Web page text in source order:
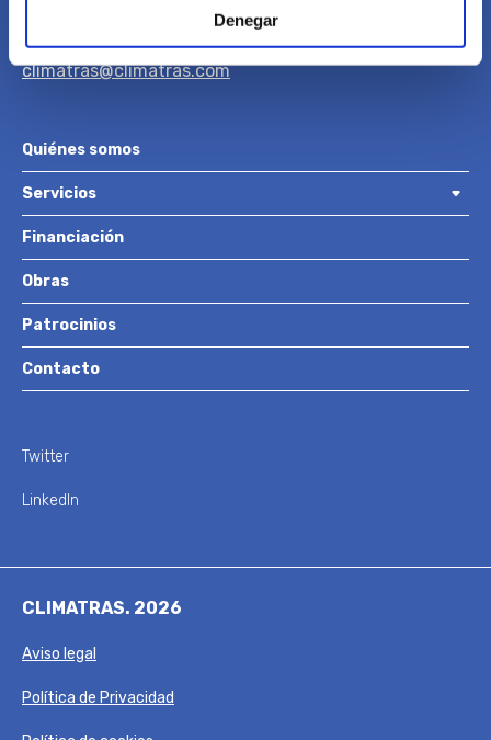
Denegar
climatras@climatras.com
Quiénes somos
Servicios
Financiación
Obras
Patrocinios
Contacto
Twitter
LinkedIn
CLIMATRAS. 2026
Aviso legal
Política de Privacidad